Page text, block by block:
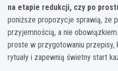
na etapie redukcji, czy po
poniższe propozycje sprawią, że
przyjemnością, a nie
proste w przygotowaniu przepisy,
rytuały i zapewnią świetny start